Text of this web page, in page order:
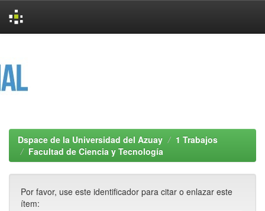
Dspace de la Universidad del Azuay
1 Trabajos
Facultad de Ciencia y Tecnología
Por favor, use este identificador para citar o enlazar este
ítem: